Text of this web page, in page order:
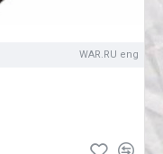
WAR.RU eng